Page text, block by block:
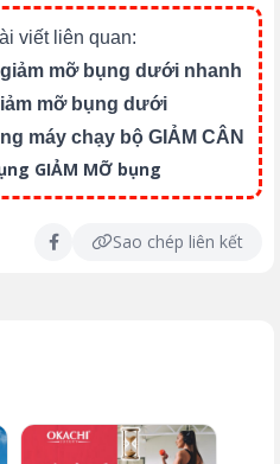
viết liên quan:
mỡ bụng dưới nhanh
mỡ bụng dưới
máy chạy bộ GIẢM CÂN
GIẢM MỠ bụng
Sao chép liên kết